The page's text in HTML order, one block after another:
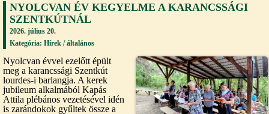
NYOLCVAN ÉV KEGYELME A KARANCSSÁGI
SZENTKÚTNÁL
2026. július 20.
Kategória: Hírek /általános
Nyolcvan évvel ezelőtt épült
meg a karancssági Szentkút
lourdes-i barlangja. A kerek
jubileum alkalmából Kapás
Attila plébános vezetésével idén
is zarándokok gyűltek össze a